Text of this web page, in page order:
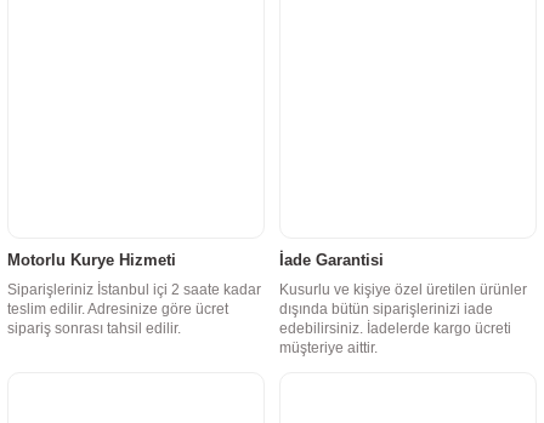
Motorlu Kurye Hizmeti
Siparişleriniz İstanbul içi 2 saate kadar
teslim edilir. Adresinize göre ücret
sipariş sonrası tahsil edilir.
İade Garantisi
Kusurlu ve kişiye özel üretilen ürünler
dışında bütün siparişlerinizi iade
edebilirsiniz. İadelerde kargo ücreti
müşteriye aittir.